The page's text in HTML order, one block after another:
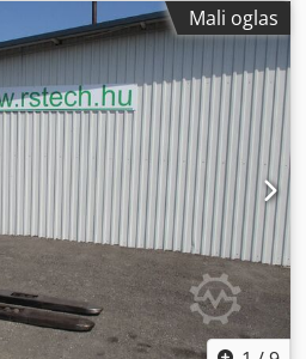
Mali oglas